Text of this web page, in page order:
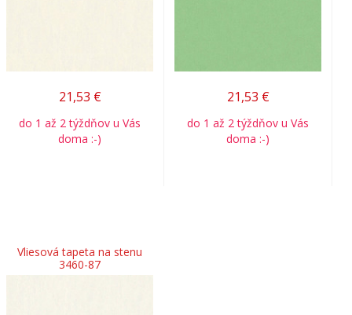
21,53 €
do 1 až 2 týždňov u Vás
doma :-)
21,53 €
do 1 až 2 týždňov u Vás
doma :-)
Vliesová tapeta na stenu
3460-87